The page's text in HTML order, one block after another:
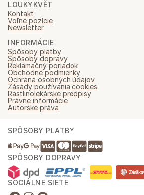
LOUKYKVĚT
Kontakt
Voľné pozície
Newsletter
INFORMÁCIE
Spôsoby platby
Spôsoby dopravy
Reklamačný poriadok
Obchodné podmienky
Ochrana osobných údajov
Zásady používania cookies
Rastlinolekárske predpisy
Právne informácie
Autorské práva
SPÔSOBY PLATBY
SPÔSOBY DOPRAVY
SOCIÁLNE SIETE